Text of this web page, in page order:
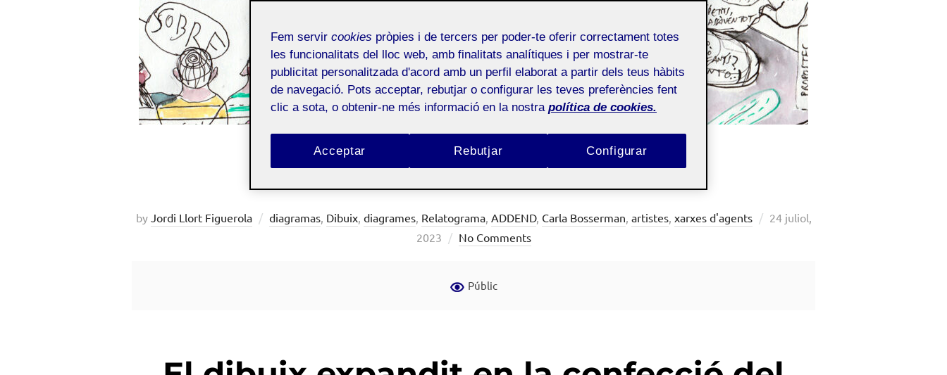
Relatograma ADDEND.
by Jordi Llort Figuerola diagramas, Dibuix, diagrames, Relatograma, ADDEND, Carla Bosserman artistes, xarxes d'agents
Posted
24 juliol,
2023
No Comments
Públic
Fem servir cookies pròpies i de tercers per poder-te oferir correctament totes
les funcionalitats del lloc web, amb finalitats analítiques i per mostrar-te
publicitat personalitzada d'acord amb un perfil elaborat a partir dels teus hàbits
de navegació. Pots acceptar, rebutjar o configurar les teves preferències fent
clic a sota, o obtenir-ne més informació en la nostra política de cookies.
Rebutjar
Acceptar Configurar